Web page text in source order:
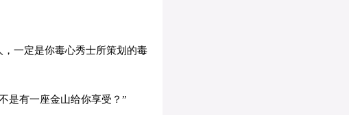
一定是你毒心秀士所策划的毒
是有一座金山给你享受？”